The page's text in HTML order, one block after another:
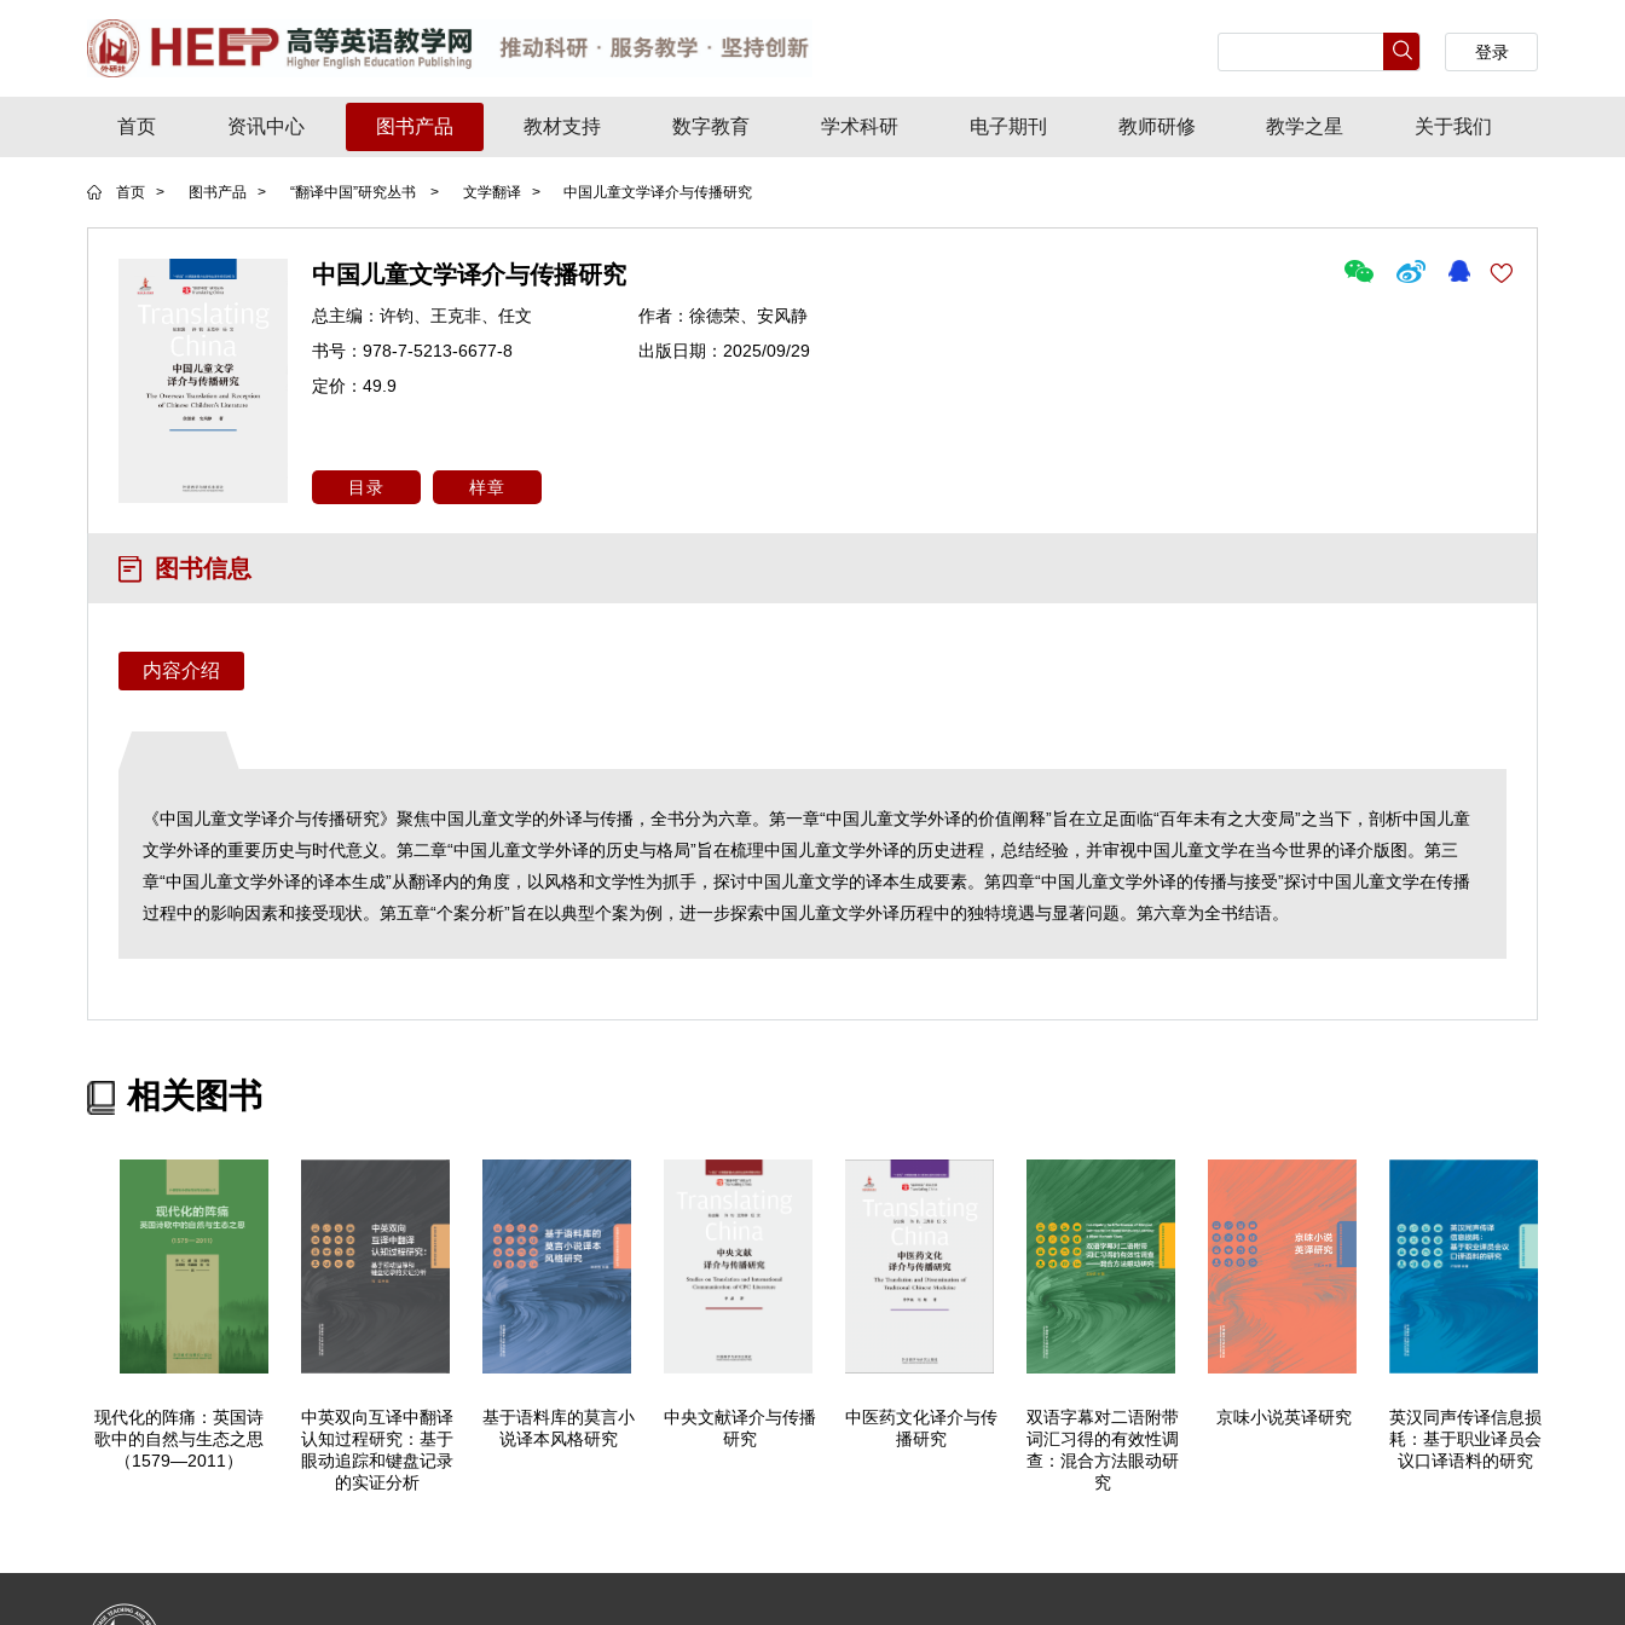
登录
首页 资讯中心 图书产品 教材支持 数字教育 学术科研 电子期刊 教师研修 教学之星 关于我们
首页 > 图书产品 > “翻译中国”研究丛书 > 文学翻译 > 中国儿童文学译介与传播研究
中国儿童文学译介与传播研究
总主编： 许钧、王克非、任文 作者： 徐德荣、安风静
书号： 978-7-5213-6677-8 出版日期： 2025/09/29
定价： 49.9
目录 样章
图书信息
内容介绍
《中国儿童文学译介与传播研究》聚焦中国儿童文学的外译与传播，全书分为六章。第一章“中国儿童文学外译的价值阐释”旨在立足面临“百年未有之大变局”之当下，剖析中国儿童
文学外译的重要历史与时代意义。第二章“中国儿童文学外译的历史与格局”旨在梳理中国儿童文学外译的历史进程，总结经验，并审视中国儿童文学在当今世界的译介版图。第三
章“中国儿童文学外译的译本生成”从翻译内的角度，以风格和文学性为抓手，探讨中国儿童文学的译本生成要素。第四章“中国儿童文学外译的传播与接受”探讨中国儿童文学在传播
过程中的影响因素和接受现状。第五章“个案分析”旨在以典型个案为例，进一步探索中国儿童文学外译历程中的独特境遇与显著问题。第六章为全书结语。
相关图书
现代化的阵痛：英国诗
歌中的自然与生态之思
（1579—2011）
中英双向互译中翻译
认知过程研究：基于
眼动追踪和键盘记录
的实证分析
基于语料库的莫言小
说译本风格研究
中央文献译介与传播
研究
中医药文化译介与传
播研究
双语字幕对二语附带
词汇习得的有效性调
查：混合方法眼动研
究
京味小说英译研究
英汉同声传译信息损
耗：基于职业译员会
议口译语料的研究